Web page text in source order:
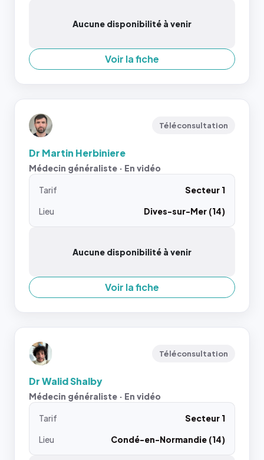
Aucune disponibilité à venir
Voir la fiche
Téléconsultation
Dr Martin Herbiniere
Médecin généraliste · En vidéo
Tarif
Secteur 1
Lieu
Dives-sur-Mer (14)
Aucune disponibilité à venir
Voir la fiche
Téléconsultation
Dr Walid Shalby
Médecin généraliste · En vidéo
Tarif
Secteur 1
Lieu
Condé-en-Normandie (14)